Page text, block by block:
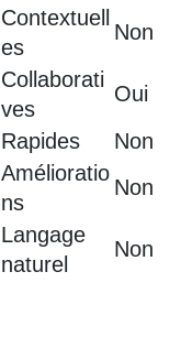
Contextuell
es
Non
Collaborati
ves
Oui
Rapides
Non
Amélioratio
ns
Non
Langage
naturel
Non